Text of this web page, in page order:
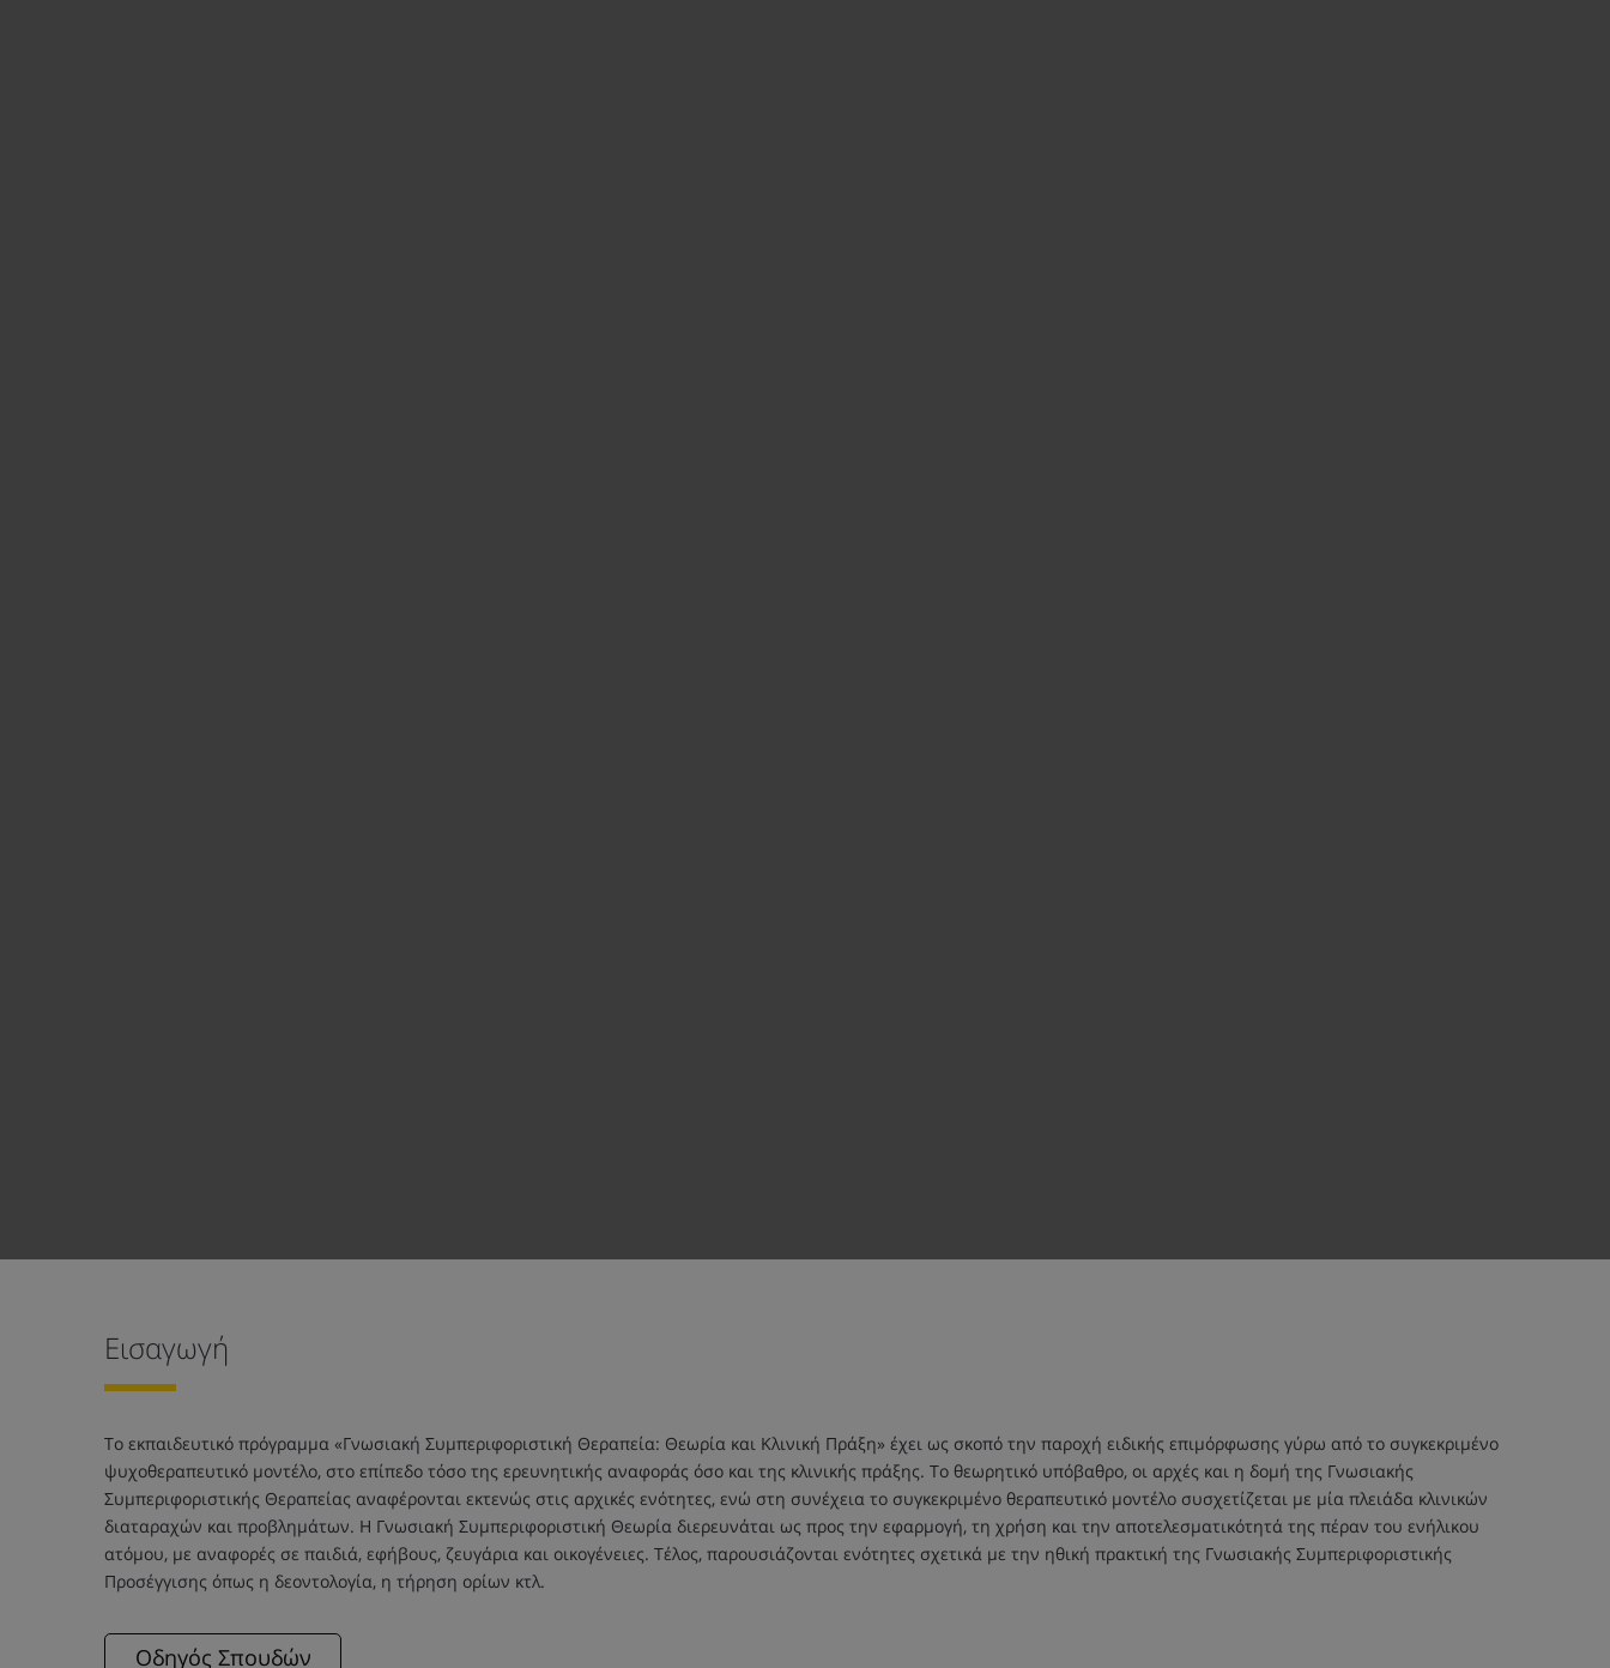
Εισαγωγή
Το εκπαιδευτικό πρόγραμμα «Γνωσιακή Συμπεριφοριστική Θεραπεία: Θεωρία και Κλινική Πράξη» έχει ως σκοπό την παροχή ειδικής επιμόρφωσης γύρω από το συγκεκριμένο
ψυχοθεραπευτικό μοντέλο, στο επίπεδο τόσο της ερευνητικής αναφοράς όσο και της κλινικής πράξης. Το θεωρητικό υπόβαθρο, οι αρχές και η δομή της Γνωσιακής
Συμπεριφοριστικής Θεραπείας αναφέρονται εκτενώς στις αρχικές ενότητες, ενώ στη συνέχεια το συγκεκριμένο θεραπευτικό μοντέλο συσχετίζεται με μία πλειάδα κλινικών
διαταραχών και προβλημάτων. Η Γνωσιακή Συμπεριφοριστική Θεωρία διερευνάται ως προς την εφαρμογή, τη χρήση και την αποτελεσματικότητά της πέραν του ενήλικου
ατόμου, με αναφορές σε παιδιά, εφήβους, ζευγάρια και οικογένειες. Τέλος, παρουσιάζονται ενότητες σχετικά με την ηθική πρακτική της Γνωσιακής Συμπεριφοριστικής
Προσέγγισης όπως η δεοντολογία, η τήρηση ορίων κτλ.
Οδηγός Σπουδών